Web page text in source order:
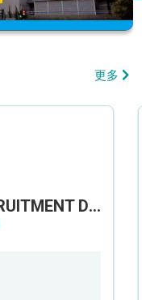
更多
THE REPULSE BAY RECRUITMENT DAY 淺水灣影灣園人才招聘會